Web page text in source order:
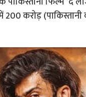
करोड़ (पाकिस्तानी